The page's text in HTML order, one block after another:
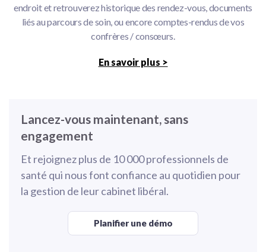
endroit et retrouverez historique des rendez-vous, documents
liés au parcours de soin, ou encore comptes-rendus de vos
confrères / consœurs.
En savoir plus >
Lancez-vous maintenant, sans
engagement
Et rejoignez plus de 10 000 professionnels de
santé qui nous font confiance au quotidien pour
la gestion de leur cabinet libéral.
Planifier une démo